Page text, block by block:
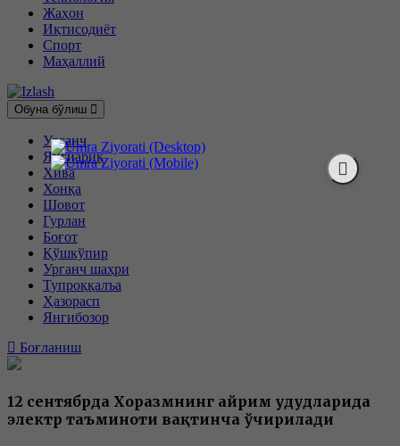
Жаҳон
Иқтисодиёт
Спорт
Маҳаллий
Обуна бўлиш
Урганч
Янгиариқ
Хива
Хонқа
Шовот
Гурлан
Боғот
Қўшкўпир
Урганч шаҳри
Тупроққалъа
Ҳазорасп
Янгибозор
Боғланиш
12 сентябрда Хоразмнинг айрим ҳудудларида
электр таъминоти вақтинча ўчирилади